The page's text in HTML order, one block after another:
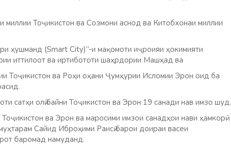
Тоҷикистон ва Созмони аснод ва Китобхонаи миллии
(Smart City)”-и мақомоти иҷроияи ҳокимияти
иттилоот ва иртибототи шаҳрдории Машҳад ва
ва Роҳи оҳани Ҷумҳурии Исломии Эрон оид ба
сатҳи олӣ байни Тоҷикистон ва Эрон 19 санади нав имзо шуд.
ва Эрон ва маросими имзои санадҳои нави ҳамкорӣ
Сайид Иброҳими Раисӣ барои доираи васеи
баромад намуданд.